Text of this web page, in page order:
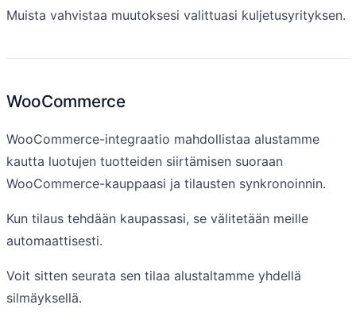
Muista vahvistaa muutoksesi valittuasi kuljetusyrityksen.
WooCommerce
WooCommerce-integraatio mahdollistaa alustamme
kautta luotujen tuotteiden siirtämisen suoraan
WooCommerce-kauppaasi ja tilausten synkronoinnin.
Kun tilaus tehdään kaupassasi, se välitetään meille
automaattisesti.
Voit sitten seurata sen tilaa alustaltamme yhdellä
silmäyksellä.